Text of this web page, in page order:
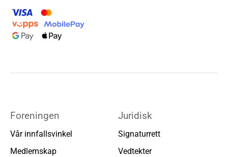
Foreningen
Vår innfallsvinkel
Medlemskap
Juridisk
Signaturrett
Vedtekter